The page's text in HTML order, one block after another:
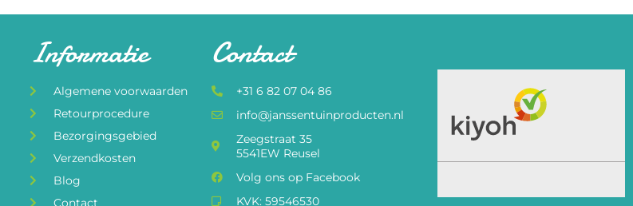
Informatie
Algemene voorwaarden
Retourprocedure
Bezorgingsgebied
Verzendkosten
Blog
Contact
Contact
+31 6 82 07 04 86
info@janssentuinproducten.nl
Zeegstraat 35
5541EW Reusel
Volg ons op Facebook
KVK: 59546530